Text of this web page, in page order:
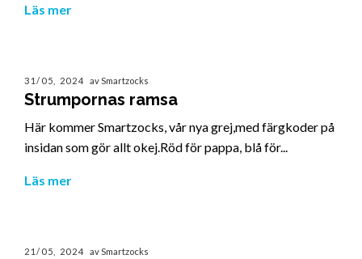
Läs mer
31/05, 2024 av Smartzocks
Strumpornas ramsa
Här kommer Smartzocks, vår nya grej,med färgkoder på
insidan som gör allt okej.Röd för pappa, blå för...
Läs mer
21/05, 2024 av Smartzocks